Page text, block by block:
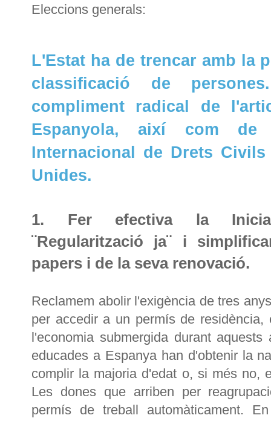
Eleccions generals:
L'Estat ha de trencar amb la
classificació de
compliment radical de
Espanyola, així com
Internacional de Drets
Unides.
1. Fer efectiva la
¨Regularització ja¨ i
papers i de la seva renovació.
Reclamem abolir l'exigència de tres
per accedir a un permís de
l'economia submergida durant
educades a Espanya han d'obtenir la
complir la majoria d'edat o, si més no,
Les dones que arriben per
permís de treball automàticament.